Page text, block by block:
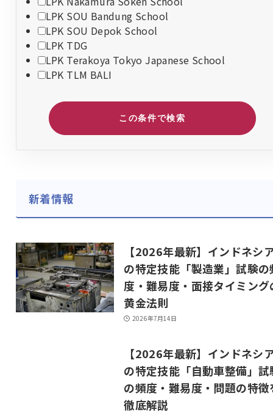
LPK SOU Bandung School
LPK SOU Depok School
LPK TDG
LPK Terakoya Tokyo Japanese School
LPK TLM BALI
この条件で検索
新着情報
【2026年最新】インドネシ
の特定技能「製造業」試験の
度・難易度・面接タイミング
黄金法則
2026年7月14日
【2026年最新】インドネシ
の特定技能「自動車整備」試
の頻度・難易度・問題の特徴
徹底解説